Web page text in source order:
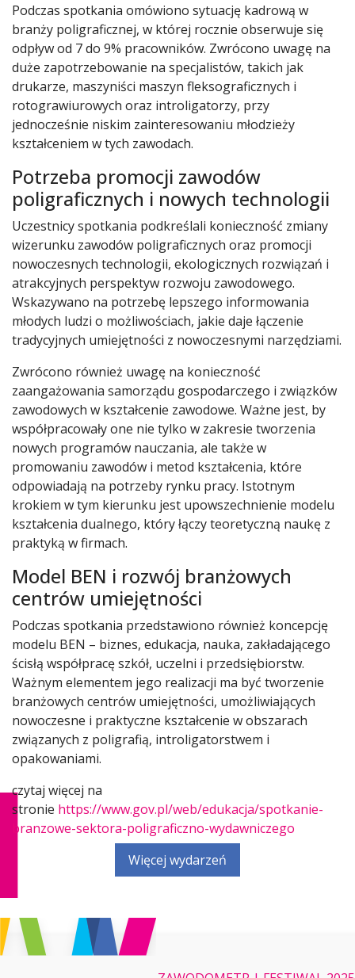
Podczas spotkania omówiono sytuację kadrową w
branży poligraficznej, w której rocznie obserwuje się
odpływ od 7 do 9% pracowników. Zwrócono uwagę na
duże zapotrzebowanie na specjalistów, takich jak
drukarze, maszyniści maszyn fleksograficznych i
rotograwiurowych oraz introligatorzy, przy
jednocześnie niskim zainteresowaniu młodzieży
kształceniem w tych zawodach.
Potrzeba promocji zawodów
poligraficznych i nowych technologii
Uczestnicy spotkania podkreślali konieczność zmiany
wizerunku zawodów poligraficznych oraz promocji
nowoczesnych technologii, ekologicznych rozwiązań i
atrakcyjnych perspektyw rozwoju zawodowego.
Wskazywano na potrzebę lepszego informowania
młodych ludzi o możliwościach, jakie daje łączenie
tradycyjnych umiejętności z nowoczesnymi narzędziami.
Zwrócono również uwagę na konieczność
zaangażowania samorządu gospodarczego i związków
zawodowych w kształcenie zawodowe. Ważne jest, by
współpracowały one nie tylko w zakresie tworzenia
nowych programów nauczania, ale także w
promowaniu zawodów i metod kształcenia, które
odpowiadają na potrzeby rynku pracy. Istotnym
krokiem w tym kierunku jest upowszechnienie modelu
kształcenia dualnego, który łączy teoretyczną naukę z
praktyką w firmach.
Model BEN i rozwój branżowych
centrów umiejętności
Podczas spotkania przedstawiono również koncepcję
modelu BEN – biznes, edukacja, nauka, zakładającego
ścisłą współpracę szkół, uczelni i przedsiębiorstw.
Ważnym elementem jego realizacji ma być tworzenie
branżowych centrów umiejętności, umożliwiających
nowoczesne i praktyczne kształcenie w obszarach
związanych z poligrafią, introligatorstwem i
opakowaniami.
czytaj więcej na
stronie https://www.gov.pl/web/edukacja/spotkanie-
branzowe-sektora-poligraficzno-wydawniczego
Więcej wydarzeń